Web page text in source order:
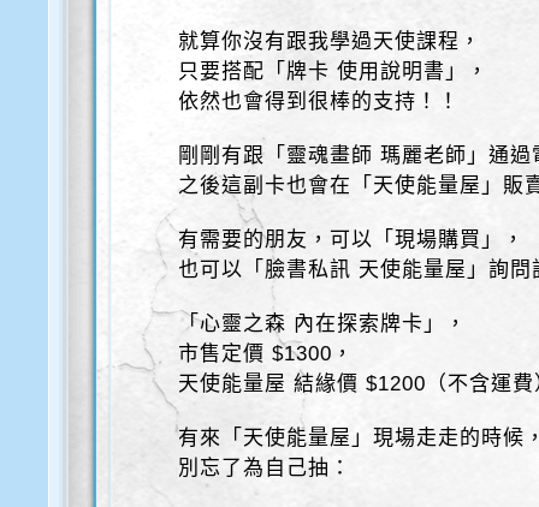
就算你沒有跟我學過天使課程，
只要搭配「牌卡 使用說明書」，
依然也會得到很棒的支持！！
剛剛有跟「靈魂畫師 瑪麗老師」通過
之後這副卡也會在「天使能量屋」販
有需要的朋友，可以「現場購買」，
也可以「臉書私訊 天使能量屋」詢問
「心靈之森 內在探索牌卡」，
市售定價 $1300，
天使能量屋 結緣價 $1200（不含運
有來「天使能量屋」現場走走的時候
別忘了為自己抽：